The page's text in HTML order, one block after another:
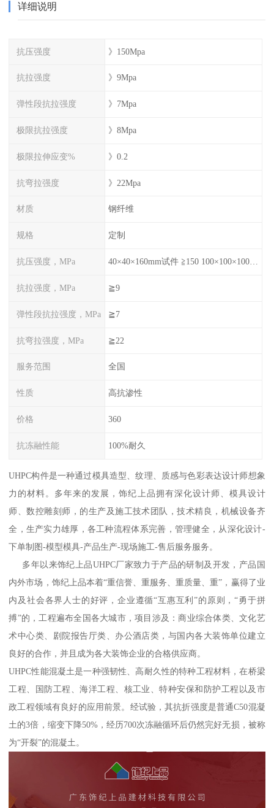
详细说明
抗压强度 》150Mpa
抗拉强度 》9Mpa
弹性段抗拉强度 》7Mpa
极限抗拉强度 》8Mpa
极限拉伸应变% 》0.2
抗弯拉强度 》22Mpa
材质 钢纤维
规格 定制
抗压强度，MPa 40×40×160mm试件 ≧150 100×100×100mm试件≧120
抗拉强度，MPa ≧9
弹性段抗拉强度，MPa ≧7
抗弯拉强度，MPa ≧22
服务范围 全国
性质 高抗渗性
价格 360
抗冻融性能 100%耐久
UHPC构件是一种通过模具造型、纹理、质感与色彩表达设计师想象
力的材料。多年来的发展，饰纪上品拥有深化设计师、模具设计
师、数控雕刻师，的生产及施工技术团队，技术精良，机械设备齐
全，生产实力雄厚，各工种流程体系完善，管理健全，从深化设计-
下单制图-模型模具-产品生产-现场施工-售后服务服务。
多年以来饰纪上品UHPC厂家致力于产品的研制及开发，产品国
内外市场，饰纪上品本着“重信誉、重服务、重质量、重”，赢得了业
内及社会各界人士的好评，企业遵循“互惠互利”的原则，“勇于拼
搏”的，工程遍布全国各大城市，项目涉及：商业综合体类、文化艺
术中心类、剧院报告厅类、办公酒店类，与国内各大装饰单位建立
良好的合作，并且成为各大装饰企业的合格供应商。
UHPC性能混凝土是一种强韧性、高耐久性的特种工程材料，在桥梁
工程、国防工程、海洋工程、核工业、特种安保和防护工程以及市
政工程领域有良好的应用前景。经试验，其抗折强度是普通C50混凝
土的3倍，缩变下降50%，经历700次冻融循环后仍然完好无损，被称
为“开裂”的混凝土。